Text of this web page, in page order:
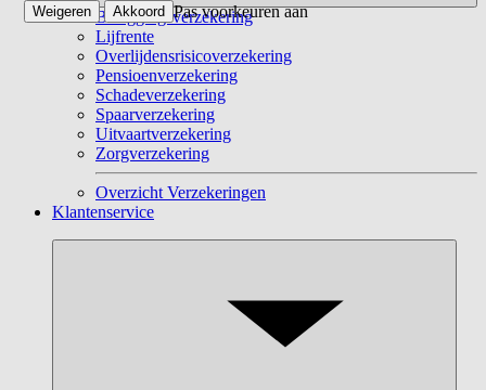
Beleggingsverzekering
Lijfrente
Overlijdensrisicoverzekering
Pensioenverzekering
Schadeverzekering
Spaarverzekering
Uitvaartverzekering
Zorgverzekering
Overzicht Verzekeringen
Klantenservice
Pas voorkeuren aan
Weigeren Akkoord